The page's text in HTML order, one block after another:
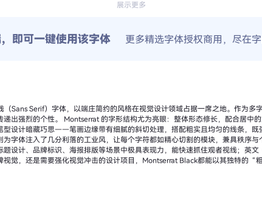
展示更多
即可一键使用该字体 更多精选字体授权商用，尽在
Sans Serif）字体，以端庄简约的风格在视觉设计领域占据一席之地。作为多
中的重心与适中的中宫，在视觉上形成自然的平
型设计暗藏巧思——笔画边缘带有细腻的斜切处理，搭配粗实且均匀的线条，既
分利落的工业风，让每个字符都如精心切割的模块，兼具秩序与个性。 作为免费商用字体，
设计、品牌标识、海报排版等场景中极具表现力，能快速抓住观者视线；英
视觉，还是需要强化视觉冲击的设计项目，Montserrat Black都能以其独特的“